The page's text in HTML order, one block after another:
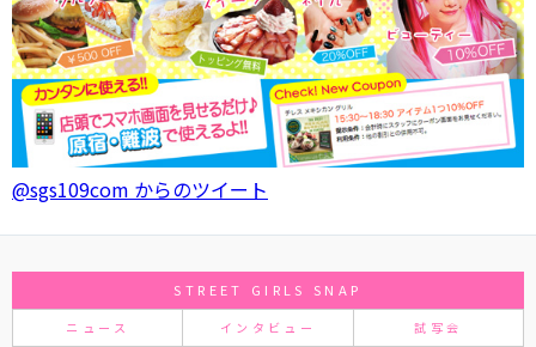
@sgs109com からのツイート
STREET GIRLS SNAP
ニュース インタビュー 試写会